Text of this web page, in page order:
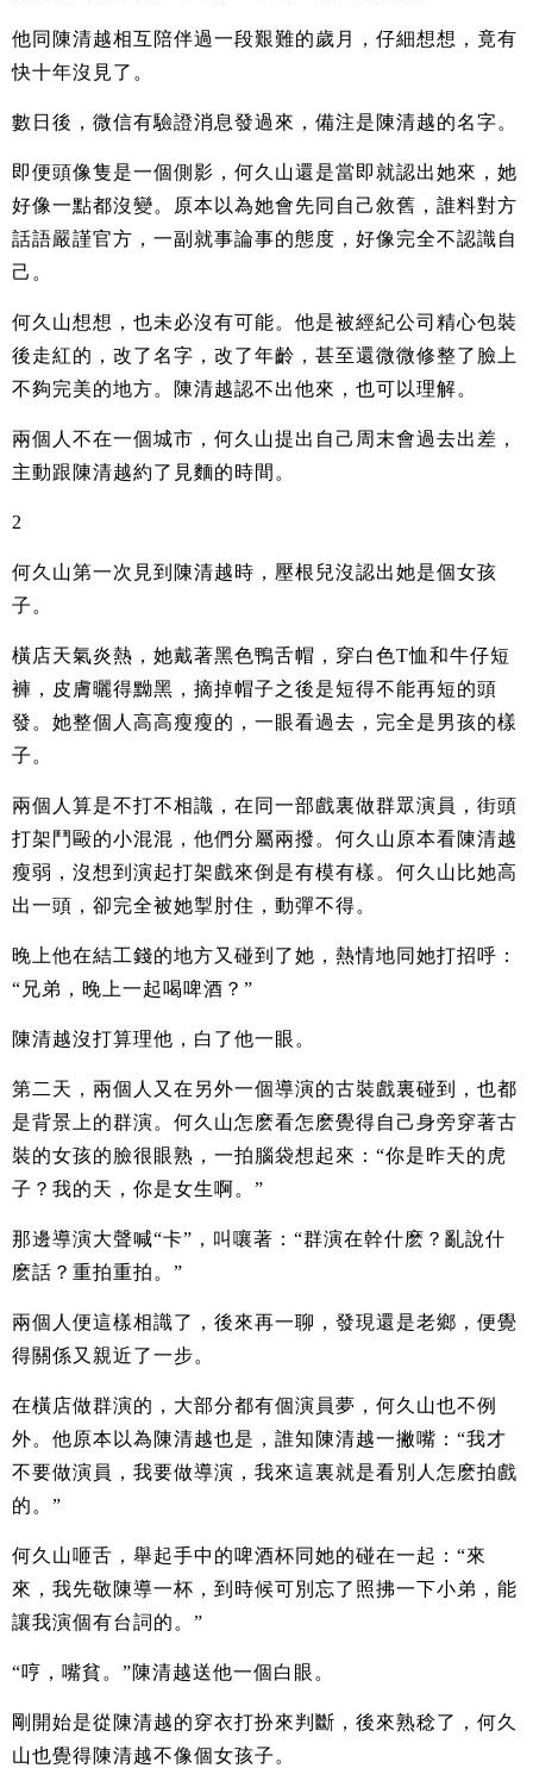
他同陳清越相互陪伴過一段艱難的歲月，仔細想想，竟有
快十年沒見了。
數日後，微信有驗證消息發過來，備注是陳清越的名字。
即便頭像隻是一個側影，何久山還是當即就認出她來，她
好像一點都沒變。原本以為她會先同自己敘舊，誰料對方
話語嚴謹官方，一副就事論事的態度，好像完全不認識自
己。
何久山想想，也未必沒有可能。他是被經紀公司精心包裝
後走紅的，改了名字，改了年齡，甚至還微微修整了臉上
不夠完美的地方。陳清越認不出他來，也可以理解。
兩個人不在一個城市，何久山提出自己周末會過去出差，
主動跟陳清越約了見麵的時間。
2
何久山第一次見到陳清越時，壓根兒沒認出她是個女孩
子。
橫店天氣炎熱，她戴著黑色鴨舌帽，穿白色T恤和牛仔短
褲，皮膚曬得黝黑，摘掉帽子之後是短得不能再短的頭
發。她整個人高高瘦瘦的，一眼看過去，完全是男孩的樣
子。
兩個人算是不打不相識，在同一部戲裏做群眾演員，街頭
打架鬥毆的小混混，他們分屬兩撥。何久山原本看陳清越
瘦弱，沒想到演起打架戲來倒是有模有樣。何久山比她高
出一頭，卻完全被她掣肘住，動彈不得。
晚上他在結工錢的地方又碰到了她，熱情地同她打招呼：
“兄弟，晚上一起喝啤酒？”
陳清越沒打算理他，白了他一眼。
第二天，兩個人又在另外一個導演的古裝戲裏碰到，也都
是背景上的群演。何久山怎麽看怎麽覺得自己身旁穿著古
裝的女孩的臉很眼熟，一拍腦袋想起來：“你是昨天的虎
子？我的天，你是女生啊。”
那邊導演大聲喊“卡”，叫嚷著：“群演在幹什麽？亂說什
麽話？重拍重拍。”
兩個人便這樣相識了，後來再一聊，發現還是老鄉，便覺
得關係又親近了一步。
在橫店做群演的，大部分都有個演員夢，何久山也不例
外。他原本以為陳清越也是，誰知陳清越一撇嘴：“我才
不要做演員，我要做導演，我來這裏就是看別人怎麽拍戲
的。”
何久山咂舌，舉起手中的啤酒杯同她的碰在一起：“來
來，我先敬陳導一杯，到時候可別忘了照拂一下小弟，能
讓我演個有台詞的。”
“哼，嘴貧。”陳清越送他一個白眼。
剛開始是從陳清越的穿衣打扮來判斷，後來熟稔了，何久
山也覺得陳清越不像個女孩子。